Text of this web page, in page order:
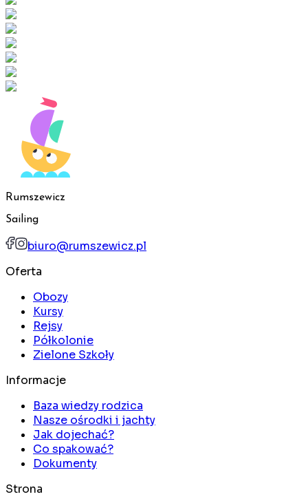
Rumszewicz
Sailing
biuro@rumszewicz.pl
Oferta
Obozy
Kursy
Rejsy
Półkolonie
Zielone Szkoły
Informacje
Baza wiedzy rodzica
Nasze ośrodki i jachty
Jak dojechać?
Co spakować?
Dokumenty
Strona